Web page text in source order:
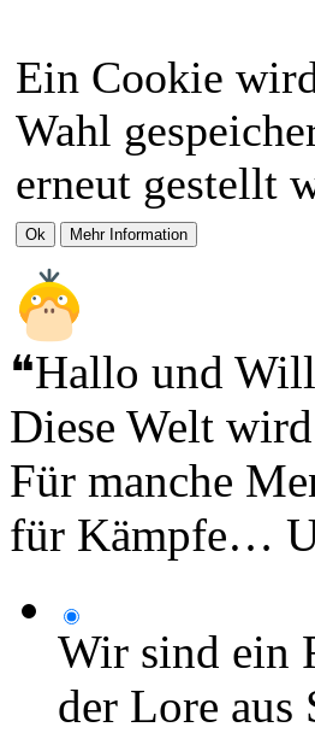
Ein Cookie
Wahl
erneut gestellt
❝Hallo und
Diese Welt
Für manche
für Kämpfe…
Wir sind ein
der Lore aus